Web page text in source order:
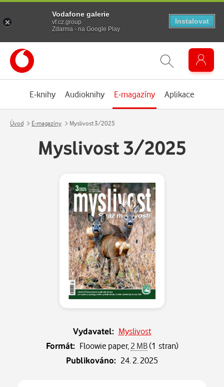
E-knihy Audioknihy E-magazíny Aplikace
Úvod E-magazíny Myslivost 3/2025
Myslivost 3/2025
Vydavatel: Myslivost
Formát: Floowie paper, 2 MB(1 stran)
Publikováno: 24. 2. 2025
Vodafone galerie
vf.cz.group
Zdarma - na Google Play
Instalovat